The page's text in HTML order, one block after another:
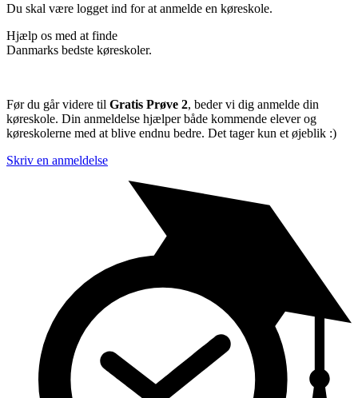
Du skal være logget ind for at anmelde en køreskole.
Hjælp os med at finde
Danmarks bedste køreskoler.
Før du går videre til Gratis Prøve 2, beder vi dig anmelde din
køreskole. Din anmeldelse hjælper både kommende elever og
køreskolerne med at blive endnu bedre. Det tager kun et øjeblik :)
Skriv en anmeldelse